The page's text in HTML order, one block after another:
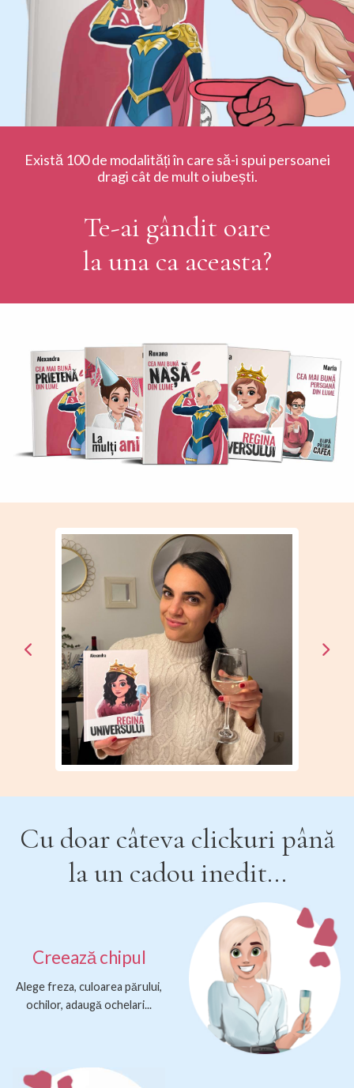
Există 100 de modalități în care să-i spui persoanei
dragi cât de mult o iubești.
Te-ai gândit oare
la una ca aceasta?
Cu doar câteva clickuri până
la un cadou inedit...
Creează chipul
Alege freza, culoarea părului,
ochilor, adaugă ochelari...